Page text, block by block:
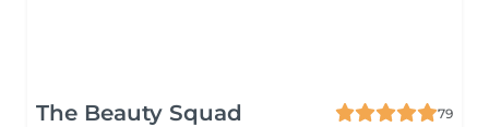
The Beauty Squad
79